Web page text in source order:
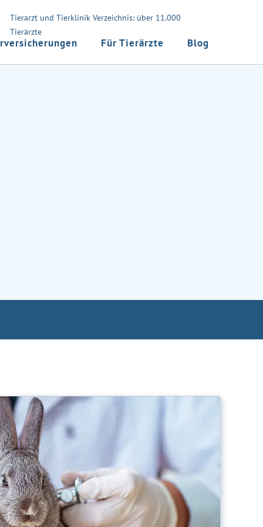
Tierarzt und Tierklinik Verzeichnis: über 11.000
Tierärzte
Für Tierärzte Blog